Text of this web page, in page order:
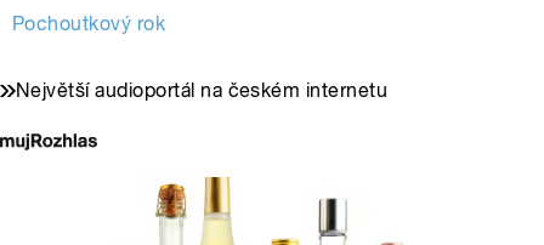
Pochoutkový rok
Největší audioportál na českém internetu